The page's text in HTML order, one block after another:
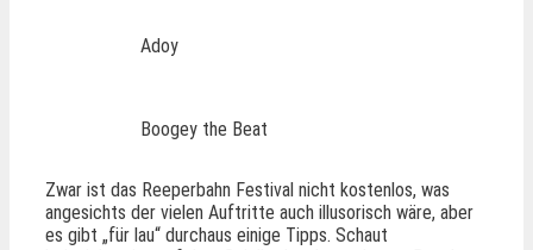
Adoy
Boogey the Beat
Zwar ist das Reeperbahn Festival nicht kostenlos, was
angesichts der vielen Auftritte auch illusorisch wäre, aber
es gibt „für lau“ durchaus einige Tipps. Schaut